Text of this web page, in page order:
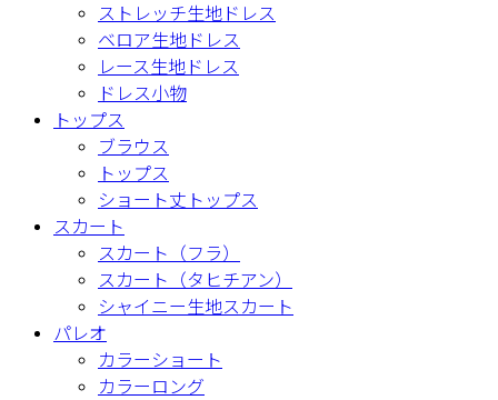
ストレッチ生地ドレス
ベロア生地ドレス
レース生地ドレス
ドレス小物
トップス
ブラウス
トップス
ショート丈トップス
スカート
スカート（フラ）
スカート（タヒチアン）
シャイニー生地スカート
パレオ
カラーショート
カラーロング